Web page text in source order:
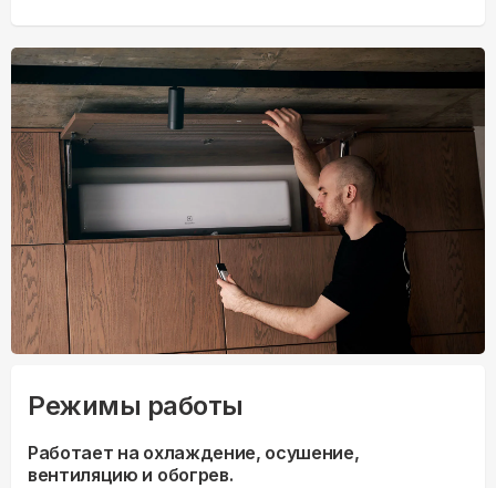
Режимы работы
Работает на охлаждение, осушение,
вентиляцию и обогрев.